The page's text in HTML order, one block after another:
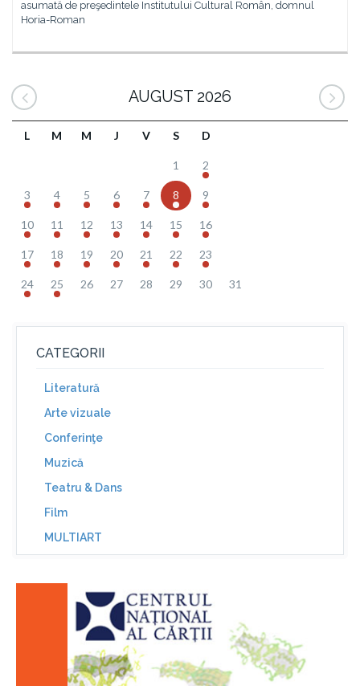
asumată de preşedintele Institutului Cultural Român, domnul
Horia-Roman
AUGUST 2026
L M M J V S D
1 2
3 4 5 6 7 8 9
10 11 12 13 14 15 16
17 18 19 20 21 22 23
24 25 26 27 28 29 30 31
CATEGORII
Literatură
Arte vizuale
Conferinţe
Muzică
Teatru & Dans
Film
MULTIART